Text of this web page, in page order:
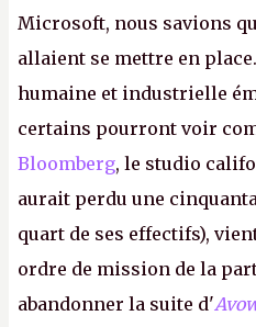
Microsoft, nous savions
allaient se mettre en
humaine et industrielle
certains pourront voir
Bloomberg, le studio
aurait perdu une
quart de ses effectifs),
ordre de mission de la
abandonner la suite d'